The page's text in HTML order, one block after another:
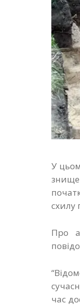
У
схилу
Про
час